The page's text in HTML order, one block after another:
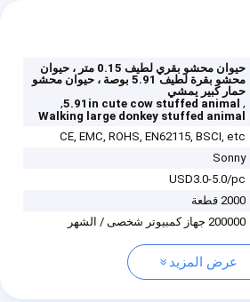
حيوان محشو بقري لطيف 0.15 متر ، حيوان
محشو بقرة لطيف 5.91 بوصة ، حيوان محشو
حمار كبير يمشي
,
5.91in cute cow stuffed animal
,
Walking large donkey stuffed animal
CE, EMC, ROHS, EN62115, BSCI, etc
Sonny
USD3.0-5.0/pc
2000 قطعة
200000 جهاز كمبيوتر شخصى / الشهر
عرض المزيد